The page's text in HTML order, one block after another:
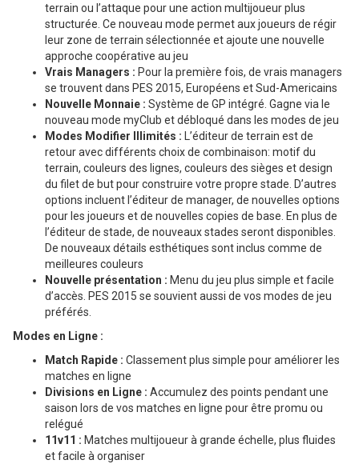
terrain ou l’attaque pour une action multijoueur plus
structurée. Ce nouveau mode permet aux joueurs de régir
leur zone de terrain sélectionnée et ajoute une nouvelle
approche coopérative au jeu
Vrais Managers : Pour la première fois, de vrais managers
se trouvent dans PES 2015, Européens et Sud-Americains
Nouvelle Monnaie : Système de GP intégré. Gagne via le
nouveau mode myClub et débloqué dans les modes de jeu
Modes Modifier Illimités : L’éditeur de terrain est de
retour avec différents choix de combinaison: motif du
terrain, couleurs des lignes, couleurs des sièges et design
du filet de but pour construire votre propre stade. D’autres
options incluent l’éditeur de manager, de nouvelles options
pour les joueurs et de nouvelles copies de base. En plus de
l’éditeur de stade, de nouveaux stades seront disponibles.
De nouveaux détails esthétiques sont inclus comme de
meilleures couleurs
Nouvelle présentation : Menu du jeu plus simple et facile
d’accès. PES 2015 se souvient aussi de vos modes de jeu
préférés.
Modes en Ligne :
Match Rapide : Classement plus simple pour améliorer les
matches en ligne
Divisions en Ligne : Accumulez des points pendant une
saison lors de vos matches en ligne pour être promu ou
relégué
11v11 : Matches multijoueur à grande échelle, plus fluides
et facile à organiser